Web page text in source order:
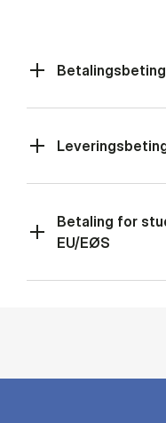
Betaling for
EU/EØS